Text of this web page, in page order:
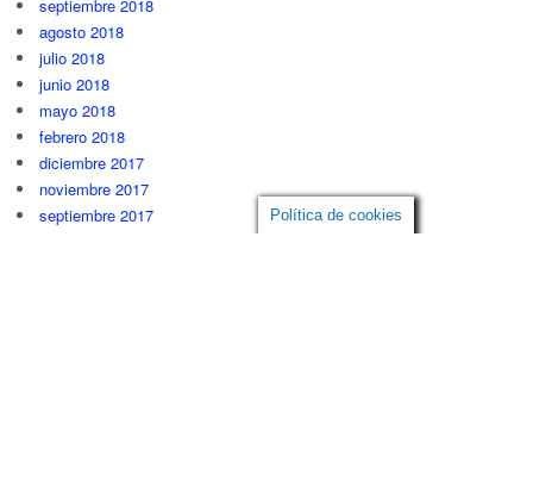
septiembre 2018
agosto 2018
julio 2018
junio 2018
mayo 2018
febrero 2018
diciembre 2017
noviembre 2017
septiembre 2017
Política de cookies